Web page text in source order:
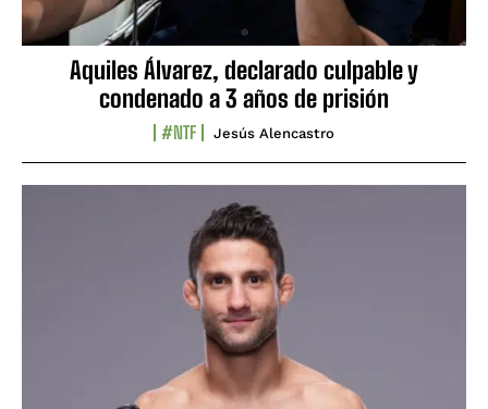
Aquiles Álvarez, declarado culpable y
condenado a 3 años de prisión
#NTF Jesús Alencastro